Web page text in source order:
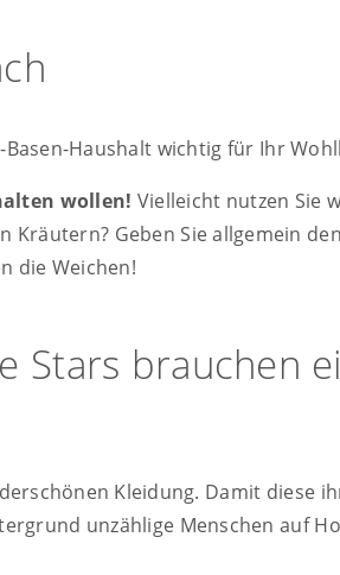
Haushalt wichtig für Ihr
wollen! Vielleicht nutzen Sie
Geben Sie allgemein
die Weichen!
Stars brauchen
Kleidung. Damit diese
unzählige Menschen auf